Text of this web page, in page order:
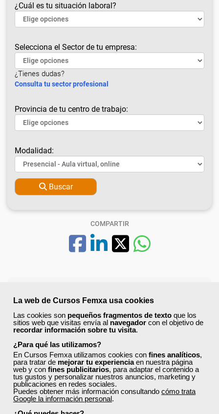
La web de Cursos Femxa usa cookies
Las cookies son pequeños fragmentos de texto que los
sitios web que visitas envía al navegador con el objetivo de
recordar información sobre tu visita.
¿Para qué las utilizamos?
En Cursos Femxa utilizamos cookies con fines analíticos,
para tratar de mejorar tu experienciaen nuestra página
web y con fines publicitarios, para adaptar el contenido a
tus gustos y personalizar nuestros anuncios, marketing y
publicaciones en redes sociales.
Puedes obtener más información consultando cómo trata
Google la información personal.
¿Cuál es tu situación laboral?
Selecciona el Sector de tu empresa:
¿Tienes dudas?
Consulta tu sector profesional
Provincia de tu centro de trabajo:
Modalidad:
Buscar
COMPARTIR
Escoge tu curso gratuito en
Madrid
Fórmate sin coste y mejora tu perfil profesional con
los cursos gratuitos subvencionados, disponibles para
trabajadores, autónomos y personas desempleadas.
Accede a una amplia oferta formativa en sectores
clave y elige la modalidad que mejor se adapte a ti:
online, presencial o mixta.
Entre las áreas más demandadas encontrarás: